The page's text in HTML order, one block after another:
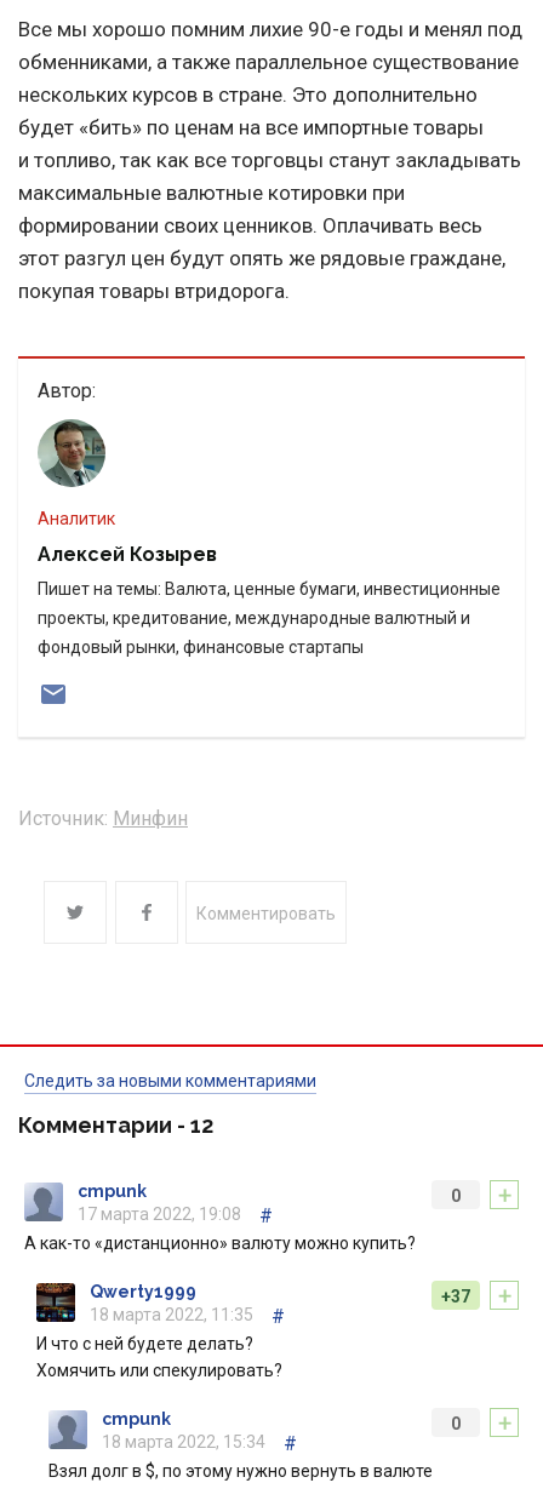
Все мы хорошо помним лихие 90-е годы и менял под
обменниками, а также параллельное существование
нескольких курсов в стране. Это дополнительно
будет «бить» по ценам на все импортные товары
и топливо, так как все торговцы станут закладывать
максимальные валютные котировки при
формировании своих ценников. Оплачивать весь
этот разгул цен будут опять же рядовые граждане,
покупая товары втридорога.
Автор:
Аналитик
Алексей Козырев
Пишет на темы: Валюта, ценные бумаги, инвестиционные
проекты, кредитование, международные валютный и
фондовый рынки, финансовые стартапы
Источник: Минфин
Комментировать
Следить за новыми комментариями
Комментарии - 12
+
0
cmpunk
17 марта 2022, 19:08
#
А как-то «дистанционно» валюту можно купить?
+
+37
Qwerty1999
18 марта 2022, 11:35
#
И что с ней будете делать?
Хомячить или спекулировать?
+
0
cmpunk
18 марта 2022, 15:34
#
Взял долг в $, по этому нужно вернуть в валюте